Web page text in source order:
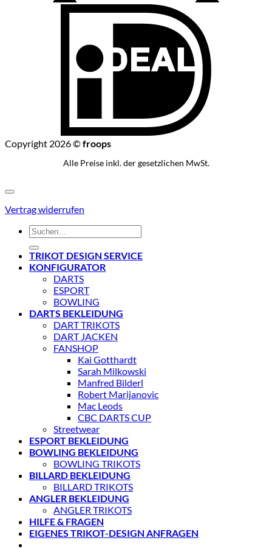
Copyright 2026 ©froops
Alle Preise inkl. der gesetzlichen MwSt.
Vertrag widerrufen
Suchen
nach:
TRIKOT DESIGN SERVICE
KONFIGURATOR
DARTS
ESPORT
BOWLING
DARTS BEKLEIDUNG
DART TRIKOTS
DART JACKEN
FANSHOP
Kai Gotthardt
Sarah Milkowski
Manfred Bilderl
Robert Marijanovic
Mac Leods
CBC DARTS CUP
Streetwear
ESPORT BEKLEIDUNG
BOWLING BEKLEIDUNG
BOWLING TRIKOTS
BILLARD BEKLEIDUNG
BILLARD TRIKOTS
ANGLER BEKLEIDUNG
ANGLER TRIKOTS
HILFE & FRAGEN
EIGENES TRIKOT-DESIGN ANFRAGEN